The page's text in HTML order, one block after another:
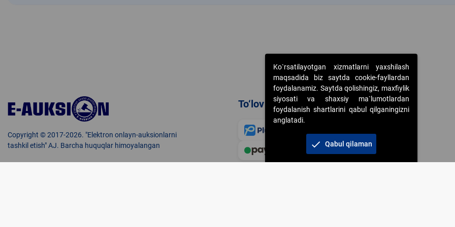
Copyright © 2017-2026. "Elektron onlayn-auksionlarni
tashkil etish" AJ. Barcha huquqlar himoyalangan
To‘lov usullari
Ko`rsatilayotgan xizmatlarni yaxshilash
maqsadida biz saytda cookie-fayllardan
foydalanamiz. Saytda qolishingiz, maxfiylik
siyosati va shaxsiy ma`lumotlardan
foydalanish shartlarini qabul qilganingizni
anglatadi.
check Qabul qilaman